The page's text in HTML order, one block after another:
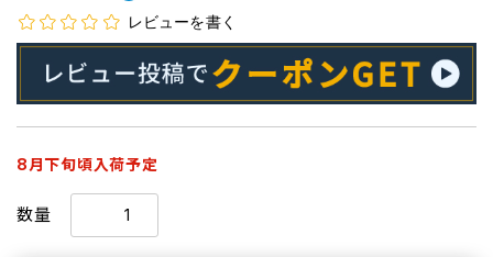
レビューを書く
8月下旬頃入荷予定
数量